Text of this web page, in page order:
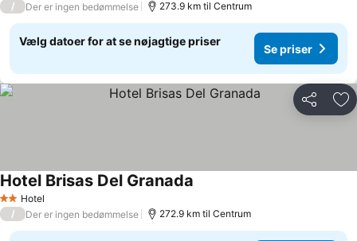
/ Der er ingen bedømmelse 273.9 km til Centrum
Vælg datoer for at se nøjagtige priser
Se priser
Del
2 Stjerner
Hotel
Hotel Brisas Del Granada
/ Der er ingen bedømmelse 272.9 km til Centrum